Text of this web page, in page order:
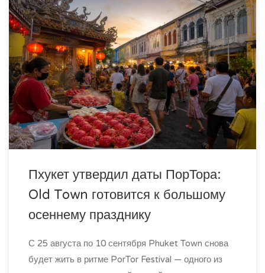
Пхукет утвердил даты ПорТора:
Old Town готовится к большому
осеннему празднику
С 25 августа по 10 сентября Phuket Town снова
будет жить в ритме PorTor Festival — одного из